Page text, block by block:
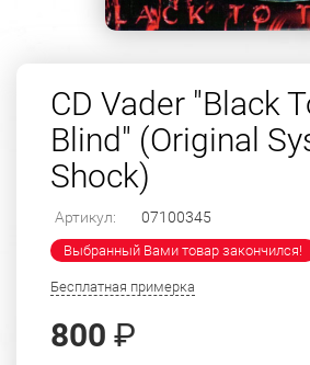
CD Vader "Black
Blind" (Original
Shock)
Артикул: 07100345
Выбранный Вами товар закончился!
Бесплатная примерка
800 ₽